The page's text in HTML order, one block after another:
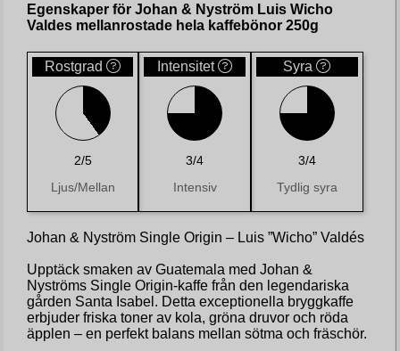
Egenskaper för Johan & Nyström Luis Wicho
Valdes mellanrostade hela kaffebönor 250g
Rostgrad
2/5
Ljus/Mellan
Intensitet
3/4
Intensiv
Syra
3/4
Tydlig syra
Johan & Nyström Single Origin – Luis ”Wicho” Valdés
Upptäck smaken av Guatemala med Johan &
Nyströms Single Origin-kaffe från den legendariska
gården Santa Isabel. Detta exceptionella bryggkaffe
erbjuder friska toner av kola, gröna druvor och röda
äpplen – en perfekt balans mellan sötma och fräschör.